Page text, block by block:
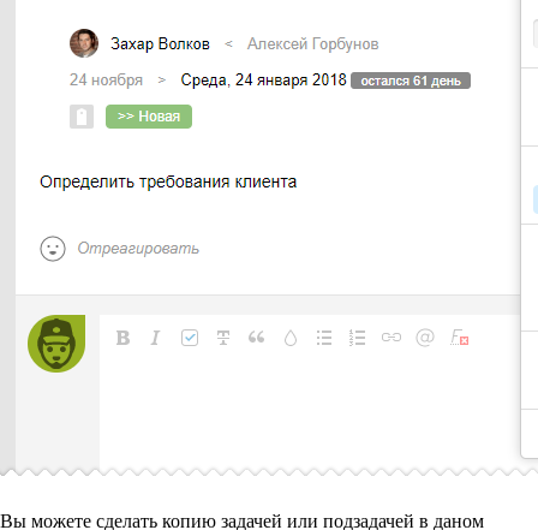
Вы можете сделать копию задачей или подзадачей в даном